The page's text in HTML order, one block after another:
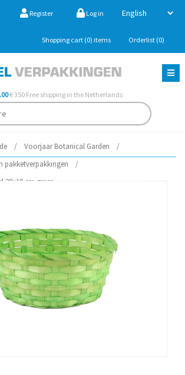
Register Log in
Shopping cart (0) items Orderlist (0)
€ 350 Free shipping in the Netherlands
/ Voorjaar Botanical Garden
/
pakketverpakkingen
/
20x10 cm green